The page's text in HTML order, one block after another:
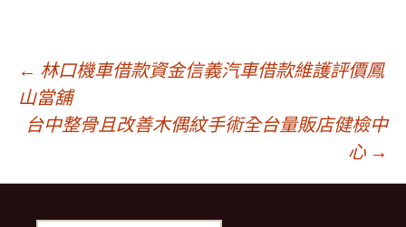
文
章
導
← 林口機車借款資金信義汽車借款維護評價鳳
山當舖
台中整骨且改善木偶紋手術全台量販店健檢中
心 →